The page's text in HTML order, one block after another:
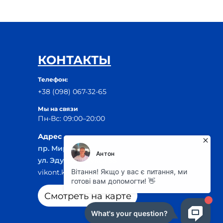
КОНТАКТЫ
Телефон:
+38 (098) 067-32-65
Мы на связи
Пн-Вс: 09:00–20:00
Адрес
пр. Мира, 29Б
ул. Эдуарда Фукса 55
vikont.kr@ukr.net
Смотреть на карте